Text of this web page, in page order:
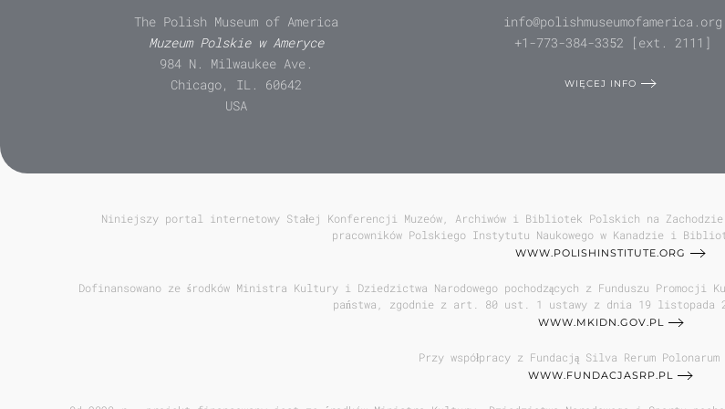
The Polish Museum of America
Muzeum Polskie w Ameryce
984 N. Milwaukee Ave.
Chicago, IL. 60642
USA
info@polishmuseumofamerica.org
+1-773-384-3352 [ext. 2111]
WIĘCEJ INFO
Niniejszy portal internetowy Stałej Konferencji Muzeów, Archiwów i Bibliotek Polskich na Zachodzie
pracowników Polskiego Instytutu Naukowego w Kanadzie i
WWW.POLISHINSTITUTE.ORG
Dofinansowano ze środków Ministra Kultury i Dziedzictwa Narodowego pochodzących z Funduszu Promocji
państwa, zgodnie z art. 80 ust. 1 ustawy z dnia 19 listopada
WWW.MKIDN.GOV.PL
Przy współpracy z Fundacją Silva Rerum Polonarum
WWW.FUNDACJASRP.PL